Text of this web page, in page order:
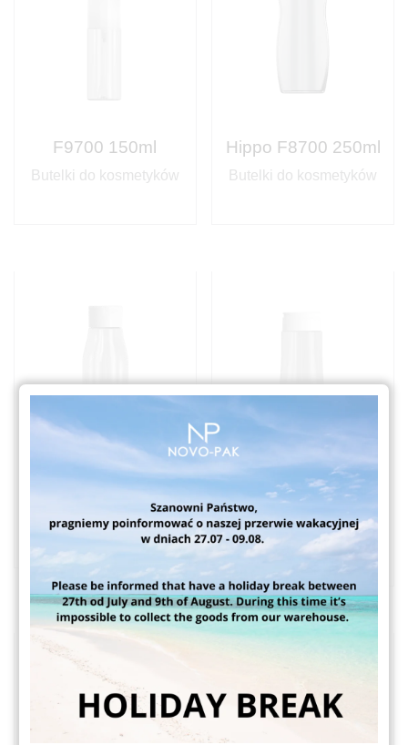
F9700 150ml
Butelki do kosmetyków
Hippo F8700 250ml
Butelki do kosmetyków
Kalipso F9600 400ml
Butelki do kosmetyków
Kassiopea F6700
Butelki do kosmetyków